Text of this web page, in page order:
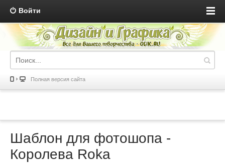
Войти
Полная версия сайта
Шаблон для фотошопа -
Королева Roka